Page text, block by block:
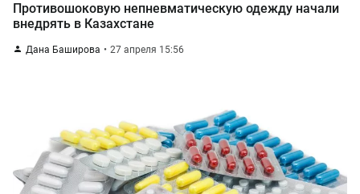
Противошоковую непневматическую одежду начали
внедрять в Казахстане
Дана Баширова 27 апреля 15:56